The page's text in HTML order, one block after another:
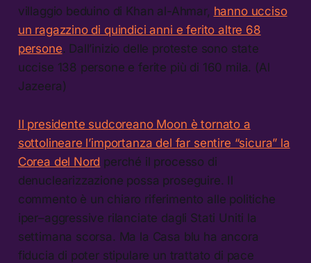
villaggio beduino di Khan al-Ahmar, hanno ucciso
un ragazzino di quindici anni e ferito altre 68
persone. Dall’inizio delle proteste sono state
uccise 138 persone e ferite più di 160 mila. (Al
Jazeera)
Il presidente sudcoreano Moon è tornato a
sottolineare l’importanza del far sentire “sicura” la
Corea del Nord perché il processo di
denuclearizzazione possa proseguire. Il
commento è un chiaro riferimento alle politiche
iper–aggressive rilanciate dagli Stati Uniti la
settimana scorsa. Ma la Casa blu ha ancora
fiducia di poter stipulare un trattato di pace